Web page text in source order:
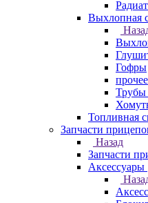
Выхлопная
Гофры
прочее
Трубы
Топливная
Запчасти
Назад
Запчасти
Аксессуары